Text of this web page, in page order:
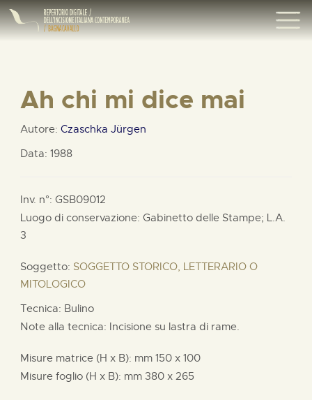
Ah chi mi dice mai
Autore: Czaschka Jürgen
Data: 1988
Inv. n°: GSB09012
Luogo di conservazione: Gabinetto delle Stampe; L.A.
3
Soggetto: SOGGETTO STORICO, LETTERARIO O
MITOLOGICO
Tecnica: Bulino
Note alla tecnica: Incisione su lastra di rame.
Misure matrice (H x B): mm 150 x 100
Misure foglio (H x B): mm 380 x 265